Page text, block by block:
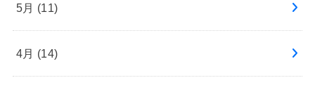
5月 (11)
4月 (14)